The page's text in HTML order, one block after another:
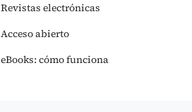
Revistas electrónicas
Acceso abierto
eBooks: cómo funciona